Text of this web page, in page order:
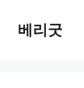
베리굿